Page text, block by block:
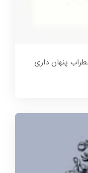
پنهان داری